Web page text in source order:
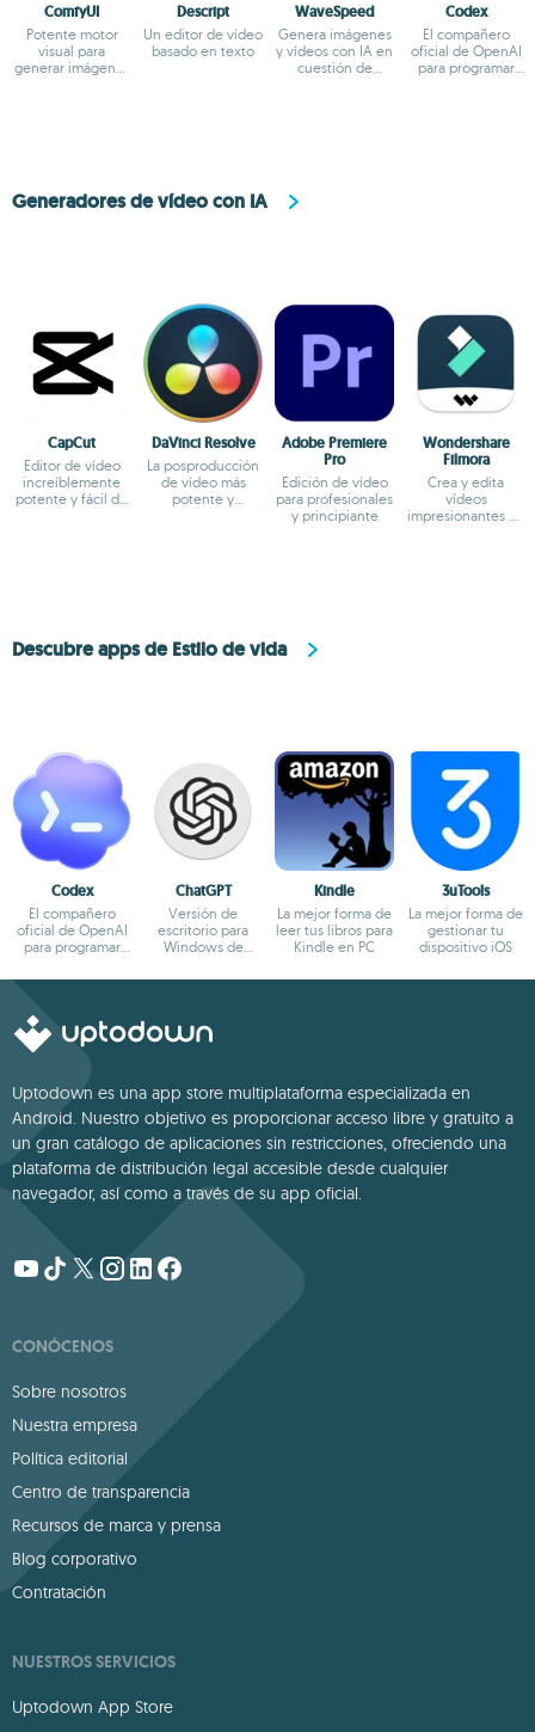
ComfyUI
Potente motor
visual para
generar imágenes
Descript
Un editor de vídeo
basado en texto
WaveSpeed
Genera imágenes
y vídeos con IA en
cuestión de
Codex
El compañero
oficial de OpenAI
para programar
Generadores de vídeo con IA
CapCut
Editor de vídeo
increíblemente
potente y fácil de
DaVinci Resolve
La posproducción
de vídeo más
potente y
Adobe Premiere
Pro
Edición de vídeo
para profesionales
y principiante
Wondershare
Filmora
Crea y edita
vídeos
impresionantes de
Descubre apps de Estilo de vida
Codex
El compañero
oficial de OpenAI
para programar
ChatGPT
Versión de
escritorio para
Windows de
Kindle
La mejor forma de
leer tus libros para
Kindle en PC
3uTools
La mejor forma de
gestionar tu
dispositivo iOS
Uptodown es una app store multiplataforma especializada en
Android. Nuestro objetivo es proporcionar acceso libre y gratuito a
un gran catálogo de aplicaciones sin restricciones, ofreciendo una
plataforma de distribución legal accesible desde cualquier
navegador, así como a través de su app oficial.
CONÓCENOS
Sobre nosotros
Nuestra empresa
Política editorial
Centro de transparencia
Recursos de marca y prensa
Blog corporativo
Contratación
NUESTROS SERVICIOS
Uptodown App Store